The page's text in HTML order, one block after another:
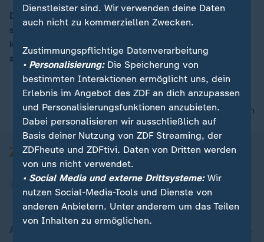
Die Kritiker von Verfassungsschutz-Präsident Maaßen
seien der Ansicht, er wolle Einfluss auf die Stimmung
im Land nehmen. Sein Kredit an Rückhalt scheine
aufgebraucht, so ZDF-Korrespondent Mathis Feldhoff.
nach oben
Dienstleister sind. Wir verwenden deine Daten
auch nicht zu kommerziellen Zwecken.
Zustimmungspflichtige Datenverarbeitung
• Personalisierung:Die Speicherung von
bestimmten Interaktionen ermöglicht uns, dein
Erlebnis im Angebot des ZDF an dich anzupassen
und Personalisierungsfunktionen anzubieten.
Dabei personalisieren wir ausschließlich auf
Basis deiner Nutzung von ZDF Streaming, der
ZDFheute und ZDFtivi. Daten von Dritten werden
von uns nicht verwendet.
• Social Media und externe Drittsysteme:Wir
nutzen Social-Media-Tools und Dienste von
anderen Anbietern. Unter anderem um das Teilen
von Inhalten zu ermöglichen.